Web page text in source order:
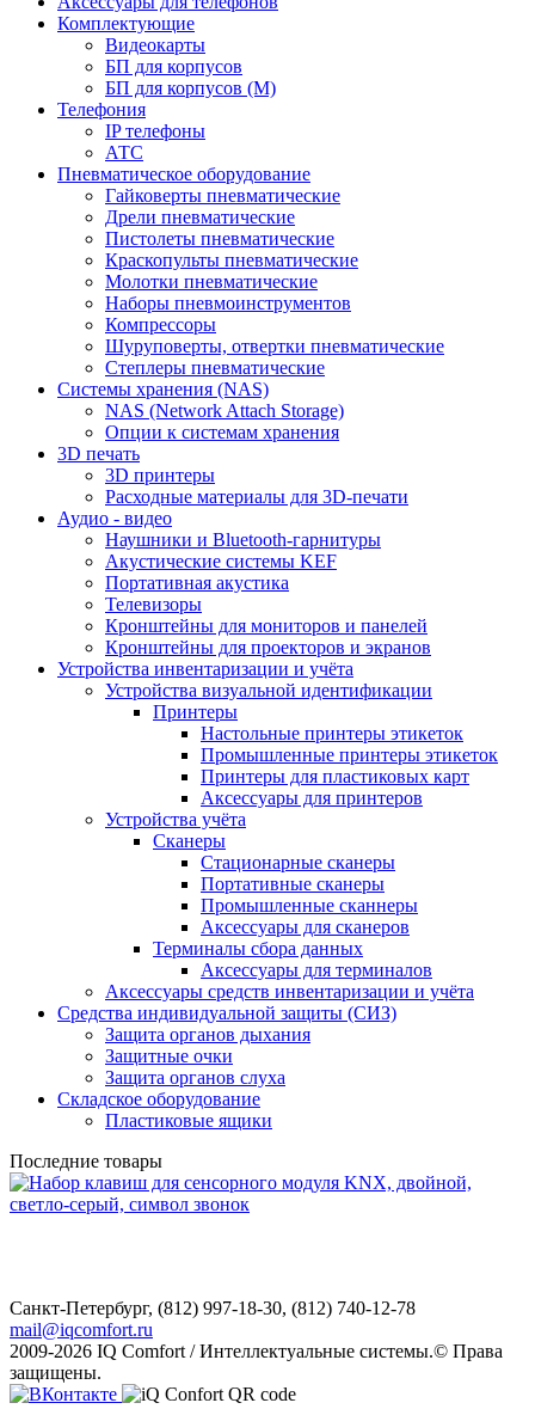
Комплектующие
Видеокарты
БП для корпусов
БП для корпусов (М)
Телефония
IP телефоны
АТС
Пневматическое оборудование
Гайковерты пневматические
Дрели пневматические
Пистолеты пневматические
Краскопульты пневматические
Молотки пневматические
Наборы пневмоинструментов
Компрессоры
Шуруповерты, отвертки пневматические
Степлеры пневматические
Cистемы хранения (NAS)
NAS (Network Attach Storage)
Опции к системам хранения
3D печать
3D принтеры
Расходные материалы для 3D-печати
Аудио - видео
Наушники и Bluetooth-гарнитуры
Акустические системы KEF
Портативная акустика
Телевизоры
Кронштейны для мониторов и панелей
Кронштейны для проекторов и экранов
Устройства инвентаризации и учёта
Устройства визуальной идентификации
Принтеры
Настольные принтеры этикеток
Промышленные принтеры этикеток
Принтеры для пластиковых карт
Аксессуары для принтеров
Устройства учёта
Сканеры
Стационарные сканеры
Портативные сканеры
Промышленные сканнеры
Аксессуары для сканеров
Терминалы сбора данных
Аксессуары для терминалов
Аксессуары средств инвентаризации и учёта
Средства индивидуальной защиты (СИЗ)
Защита органов дыхания
Защитные очки
Защита органов слуха
Складское оборудование
Пластиковые ящики
Последние товары
Санкт-Петербург, (812) 997-18-30, (812) 740-12-78
mail@iqcomfort.ru
2009-2026 IQ Comfort / Интеллектуальные системы.© Права
защищены.